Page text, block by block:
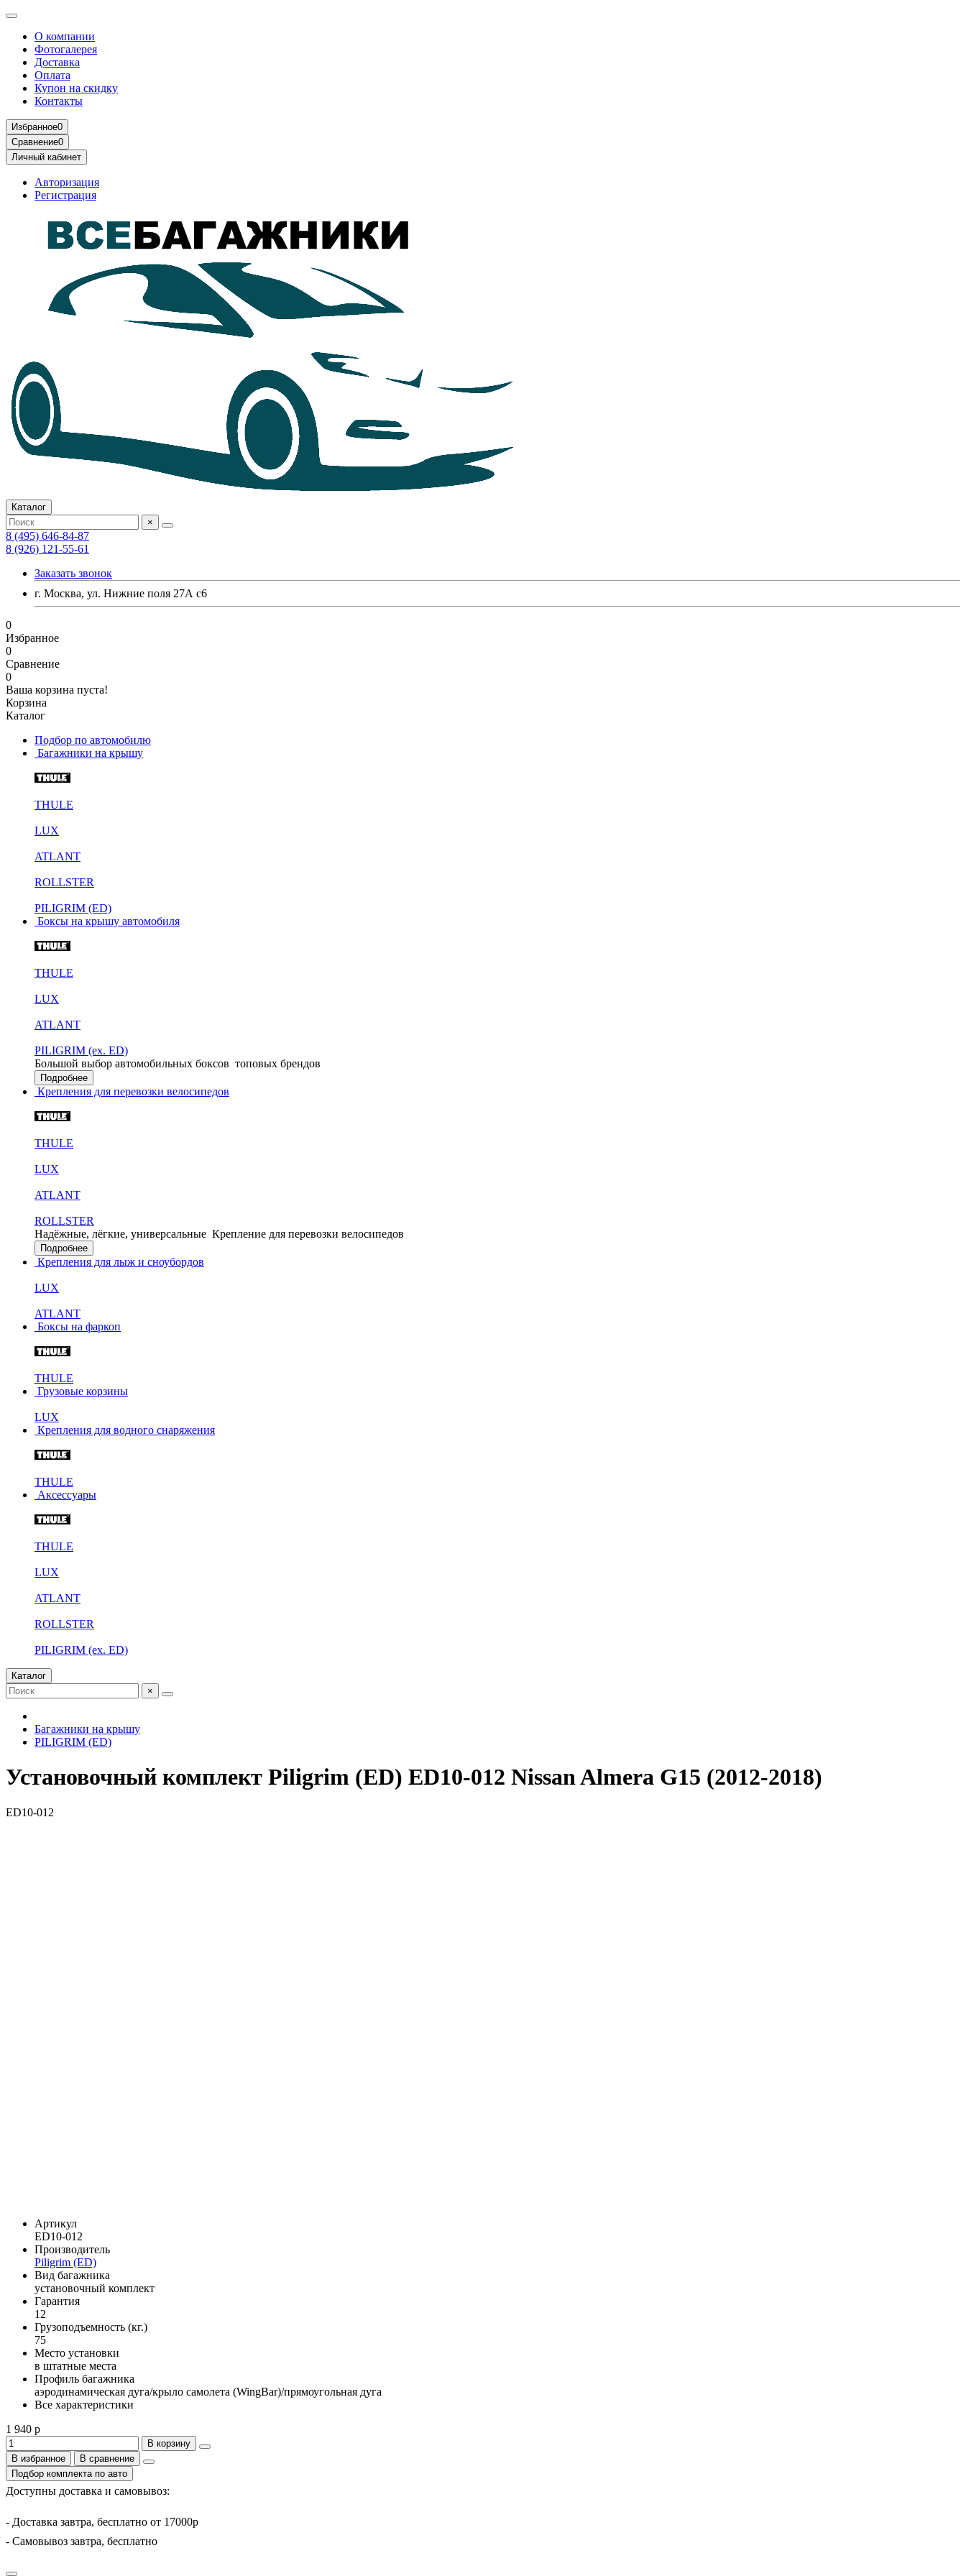
О компании
Фотогалерея
Доставка
Оплата
Купон на скидку
Контакты
Избранное0
Сравнение0
Личный кабинет
Авторизация
Регистрация
Каталог
×
8 (495) 646-84-87
8 (926) 121-55-61
Заказать звонок
г. Москва, ул. Нижние поля 27А с6
0
Избранное
0
Сравнение
0
Ваша корзина пуста!
Корзина
Каталог
Подбор по автомобилю
Багажники на крышу
THULE
LUX
ATLANT
ROLLSTER
PILIGRIM (ED)
Боксы на крышу автомобиля
THULE
LUX
ATLANT
PILIGRIM (ex. ED)
Большой выбор автомобильных боксов топовых брендов
Подробнее
Крепления для перевозки велосипедов
THULE
LUX
ATLANT
ROLLSTER
Надёжные, лёгкие, универсальные Крепление для перевозки велосипедов
Подробнее
Крепления для лыж и сноубордов
LUX
ATLANT
Боксы на фаркоп
THULE
Грузовые корзины
LUX
Крепления для водного снаряжения
THULE
Аксессуары
THULE
LUX
ATLANT
ROLLSTER
PILIGRIM (ex. ED)
Каталог
×
Багажники на крышу
PILIGRIM (ED)
Установочный комплект Piligrim (ED) ED10-012 Nissan Almera G15 (2012-2018)
ED10-012
Артикул
ED10-012
Производитель
Piligrim (ED)
Вид багажника
установочный комплект
Гарантия
12
Грузоподъемность (кг.)
75
Место установки
в штатные места
Профиль багажника
аэродинамическая дуга/крыло самолета (WingBar)/прямоугольная дуга
Все характеристики
1 940 р
В корзину
В избранное
В сравнение
Подбор комплекта по авто
Доступны доставка и самовывоз:
- Доставка завтра, бесплатно от 17000р
- Самовывоз завтра, бесплатно